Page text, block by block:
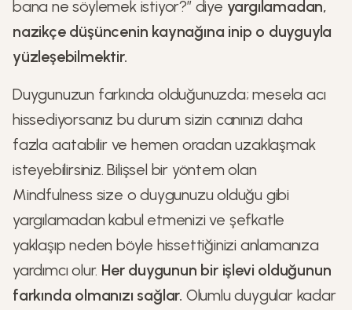
bana ne söylemek istiyor?” diye yargılamadan,
nazikçe düşüncenin kaynağına inip o duyguyla
yüzleşebilmektir.
Duygunuzun farkında olduğunuzda; mesela acı
hissediyorsanız bu durum sizin canınızı daha
fazla acıtabilir ve hemen oradan uzaklaşmak
isteyebilirsiniz. Bilişsel bir yöntem olan
Mindfulness size o duygunuzu olduğu gibi
yargılamadan kabul etmenizi ve şefkatle
yaklaşıp neden böyle hissettiğinizi anlamanıza
yardımcı olur. Her duygunun bir işlevi olduğunun
farkında olmanızı sağlar. Olumlu duygular kadar